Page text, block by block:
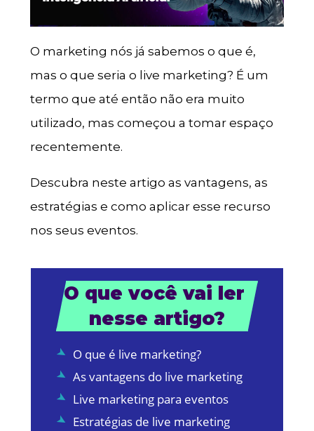
O marketing nós já sabemos o que é,
mas o que seria o live marketing? É um
termo que até então não era muito
utilizado, mas começou a tomar espaço
recentemente.
Descubra neste artigo as vantagens, as
estratégias e como aplicar esse recurso
nos seus eventos.
O que você vai ler
nesse artigo?
O que é live marketing?
As vantagens do live marketing
Live marketing para eventos
Estratégias de live marketing